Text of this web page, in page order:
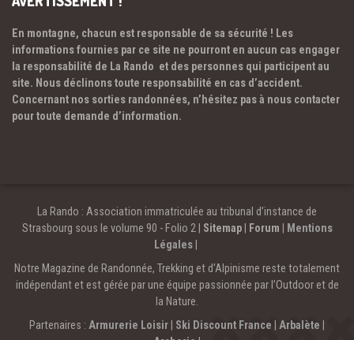
En montagne, chacun est responsable de sa sécurité ! Les
informations fournies par ce site ne pourront en aucun cas engager
la responsabilité de La Rando et des personnes qui participent au
site. Nous déclinons toute responsabilité en cas d’accident.
Concernant nos sorties randonnées, n’hésitez pas à nous contacter
pour toute demande d’information.
La Rando : Association immatriculée au tribunal d’instance de
Strasbourg sous le volume 90 - Folio 2 | Sitemap| Forum
Mentions
Légales
Notre Magazine de Randonnée, Trekking et d'Alpinisme reste totalement
indépendant et est gérée par une équipe passionnée par l’Outdoor et de
la Nature.
Partenaires : Armurerie Loisir Ski Discount France Arbalète